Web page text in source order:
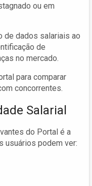
ou em
de dados salariais ao
de
no mercado.
para comparar
concorrentes.
Salarial
do Portal é a
usuários podem ver: